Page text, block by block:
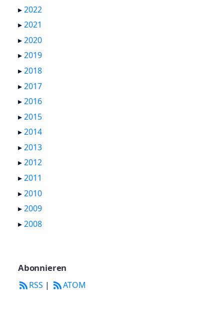
▸2022
▸2021
▸2020
▸2019
▸2018
▸2017
▸2016
▸2015
▸2014
▸2013
▸2012
▸2011
▸2010
▸2009
▸2008
Abonnieren
RSS | ATOM